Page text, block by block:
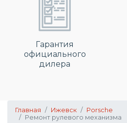
Гарантия
официального
дилера
Главная Ижевск
Porsche
Ремонт рулевого механизма